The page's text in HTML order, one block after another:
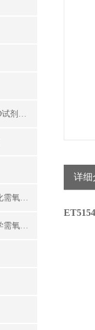
德国罗威邦试剂/LOVIBOND试剂/罗威邦试剂
BOD测定仪/BOD分析仪/生化需氧量测定仪
COD测定仪/COD分析仪/化学需氧量测定仪
详细